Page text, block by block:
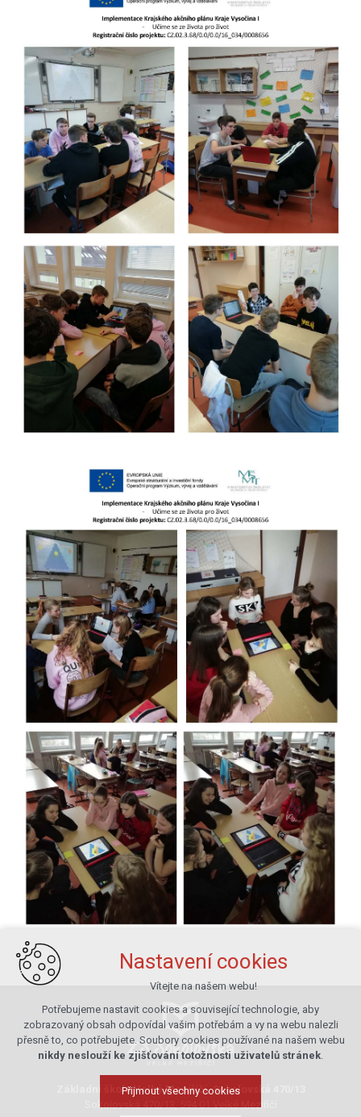
Základní škola Velké Meziříčí, Sokolovská 470/13
Sokolovská 470/13, 594 01 Velké Meziříčí
Nastavení cookies
Vítejte na našem webu!
Potřebujeme nastavit cookies a související technologie, aby
zobrazovaný obsah odpovídal vašim potřebám a vy na webu nalezli
přesně to, co potřebujete. Soubory cookies používané na našem webu
nikdy neslouží ke zjišťování totožnosti uživatelů stránek.
Přijmout všechny cookies